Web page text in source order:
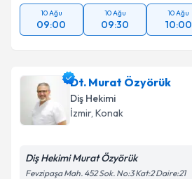
10 Ağu
09:00
10 Ağu
09:30
10 Ağu
10:00
Dt. Murat Özyörük
Diş Hekimi
İzmir, Konak
Diş Hekimi Murat Özyörük
Fevzipaşa Mah. 452 Sok. No:3 Kat:2 Daire:21